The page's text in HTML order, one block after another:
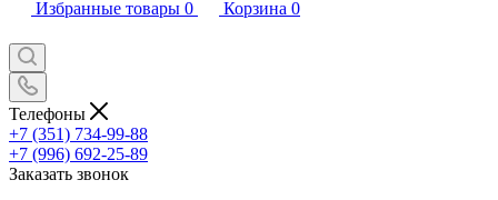
Избранные товары 0 Корзина 0
Телефоны
+7 (351) 734-99-88
+7 (996) 692-25-89
Заказать звонок